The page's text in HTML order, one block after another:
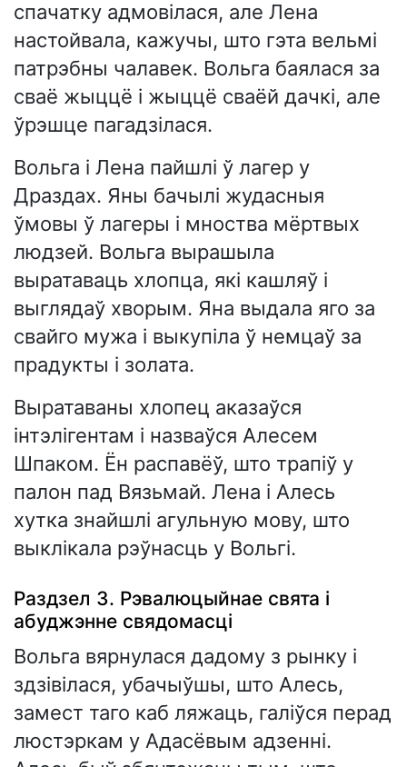
спачатку адмовілася, але Лена
настойвала, кажучы, што гэта вельмі
патрэбны чалавек. Вольга баялася за
сваё жыццё і жыццё сваёй дачкі, але
ўрэшце пагадзілася.
Вольга і Лена пайшлі ў лагер у
Драздах. Яны бачылі жудасныя
ўмовы ў лагеры і мноства мёртвых
людзей. Вольга вырашыла
выратаваць хлопца, які кашляў і
выглядаў хворым. Яна выдала яго за
свайго мужа і выкупіла ў немцаў за
прадукты і золата.
Выратаваны хлопец аказаўся
інтэлігентам і назваўся Алесем
Шпаком. Ён распавёў, што трапіў у
палон пад Вязьмай. Лена і Алесь
хутка знайшлі агульную мову, што
выклікала рэўнасць у Вольгі.
Раздзел 3. Рэвалюцыйнае свята і
абуджэнне свядомасці
Вольга вярнулася дадому з рынку і
здзівілася, убачыўшы, што Алесь,
замест таго каб ляжаць, галіўся перад
люстэркам у Адасёвым адзенні.